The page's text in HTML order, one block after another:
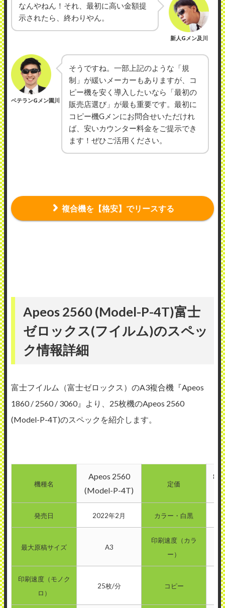
なんやねん！それ、最初に高い金額提
示されたら、終わりやん。
新人Gメン及川
ベテランGメン園川
そうですね。一部上記のような「規
制」が緩いメーカーもありますが、コ
ピー機を安く導入したいなら「最初の
販売店選び」が最も重要です。最初に
コピー機Gメンにお問合せいただけれ
ば、安いカウンター料金をご提示でき
ます！ぜひご活用ください。
複合機を【格安】でリースする
Apeos 2560 (Model-P-4T)富士
ゼロックス(フイルム)のスペッ
ク情報詳細
富士フイルム（富士ゼロックス）のA3複合機『Apeos
1860 / 2560 / 3060』より、25枚機のApeos 2560
(Model-P-4T)のスペックを紹介します。
機種名
Apeos 2560
(Model-P-4T)
定価
発売日 2022年2月 カラー・白黒
最大原稿サイズ A3
印刷速度（カラ
ー）
印刷速度（モノク
ロ）
25枚/分 コピー